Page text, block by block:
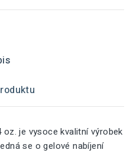
oz. je vysoce kvalitní výrobek
se o gelové nabíjení